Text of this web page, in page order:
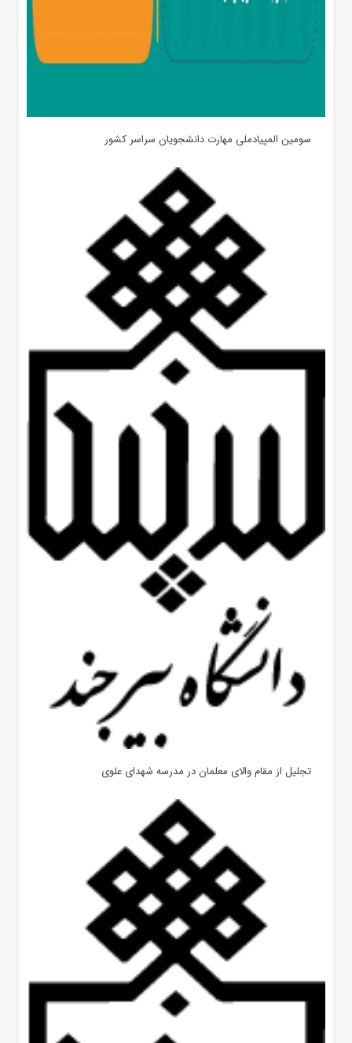
سومین المپیادملی مهارت دانشجویان سراسر کشور
تجلیل از مقام والای معلمان در مدرسه شهدای علوی